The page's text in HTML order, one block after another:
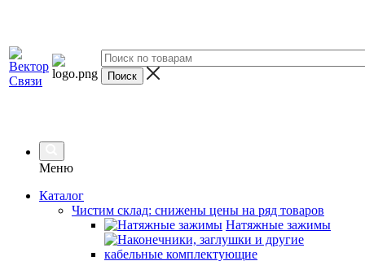
Меню
Каталог
Чистим склад: снижены цены на ряд товаров
Натяжные зажимы